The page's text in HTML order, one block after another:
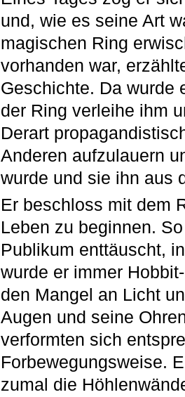
und, wie es seine Art
magischen Ring
vorhanden war,
Geschichte. Da wurde
der Ring verleihe ihm
Derart
Anderen aufzulauern
wurde und sie ihn aus
Er beschloss mit dem
Leben zu beginnen.
Publikum enttäuscht,
wurde er immer
den Mangel an Licht
Augen und seine
verformten sich
Forbewegungsweise.
zumal die